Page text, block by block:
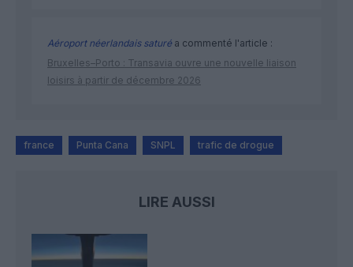
Aéroport néerlandais saturéa commenté l'article :
Bruxelles–Porto : Transavia ouvre une nouvelle liaison
loisirs à partir de décembre 2026
france Punta Cana SNPL trafic de drogue
LIRE AUSSI